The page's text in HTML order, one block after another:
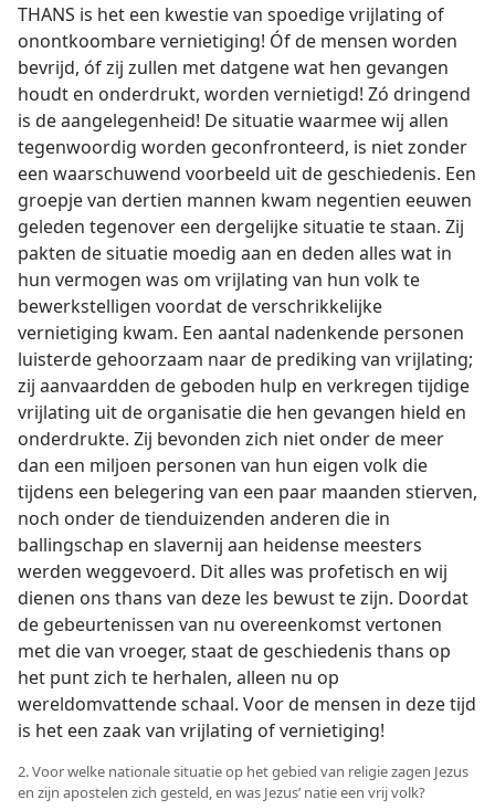
THANS is het een kwestie van spoedige vrijlating of
onontkoombare vernietiging! Óf de mensen worden
bevrijd, óf zij zullen met datgene wat hen gevangen
houdt en onderdrukt, worden vernietigd! Zó dringend
is de aangelegenheid! De situatie waarmee wij allen
tegenwoordig worden geconfronteerd, is niet zonder
een waarschuwend voorbeeld uit de geschiedenis. Een
groepje van dertien mannen kwam negentien eeuwen
geleden tegenover een dergelijke situatie te staan. Zij
pakten de situatie moedig aan en deden alles wat in
hun vermogen was om vrijlating van hun volk te
bewerkstelligen voordat de verschrikkelijke
vernietiging kwam. Een aantal nadenkende personen
luisterde gehoorzaam naar de prediking van vrijlating;
zij aanvaardden de geboden hulp en verkregen tijdige
vrijlating uit de organisatie die hen gevangen hield en
onderdrukte. Zij bevonden zich niet onder de meer
dan een miljoen personen van hun eigen volk die
tijdens een belegering van een paar maanden stierven,
noch onder de tienduizenden anderen die in
ballingschap en slavernij aan heidense meesters
werden weggevoerd. Dit alles was profetisch en wij
dienen ons thans van deze les bewust te zijn. Doordat
de gebeurtenissen van nu overeenkomst vertonen
met die van vroeger, staat de geschiedenis thans op
het punt zich te herhalen, alleen nu op
wereldomvattende schaal. Voor de mensen in deze tijd
is het een zaak van vrijlating of vernietiging!
2. Voor welke nationale situatie op het gebied van religie zagen Jezus
en zijn apostelen zich gesteld, en was Jezus’ natie een vrij volk?